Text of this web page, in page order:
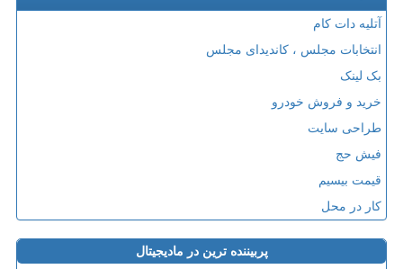
آتلیه دات کام
انتخابات مجلس ، کاندیدای مجلس
بک لینک
خرید و فروش خودرو
طراحی سایت
فیش حج
قیمت بیسیم
کار در محل
پربیننده ترین در مادیجیتال